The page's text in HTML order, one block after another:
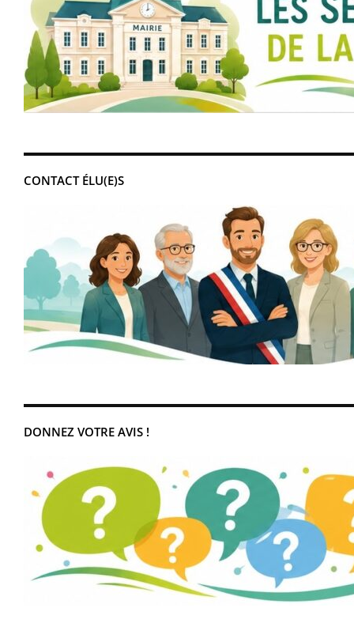
CONTACT ÉLU(E)S
DONNEZ VOTRE AVIS !